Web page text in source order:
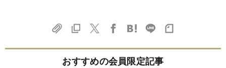
おすすめの会員限定記事